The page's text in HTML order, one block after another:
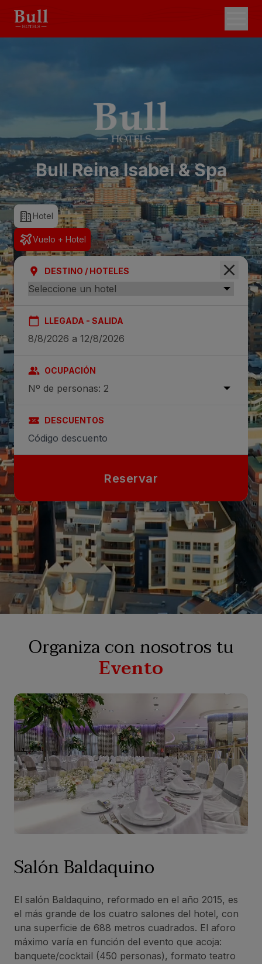
Bull Reina Isabel & Spa
Hotel
Vuelo + Hotel
DESTINO / HOTELES
LLEGADA - SALIDA
OCUPACIÓN
Nº de personas: 2
DESCUENTOS
Reservar
Organiza con nosotros tu
Evento
Salón Baldaquino
El salón Baldaquino, reformado en el año 2015, es
el más grande de los cuatro salones del hotel, con
una superficie de 688 metros cuadrados. El aforo
máximo varía en función del evento que acoja:
banquete/cocktail (450 personas), formato teatro